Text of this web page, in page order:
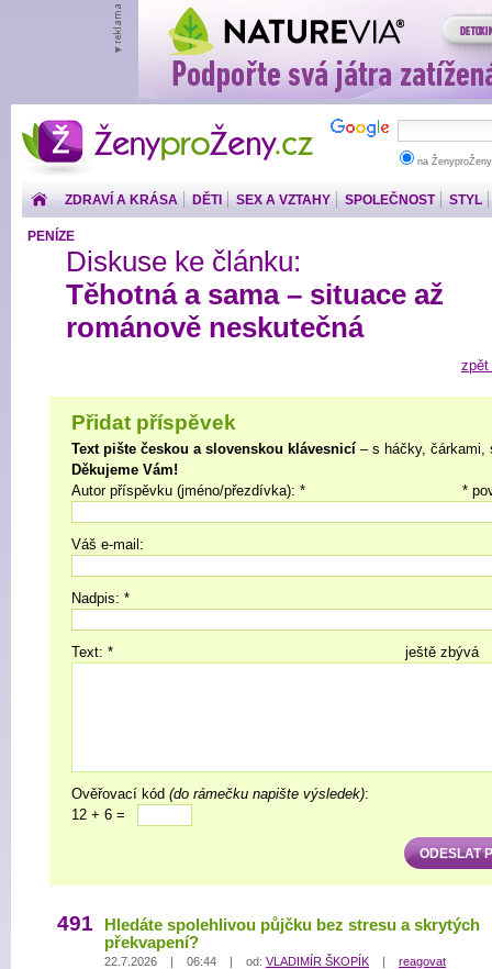
ŽenyproŽeny.cz
na
ZDRAVÍ A KRÁSA DĚTI SEX A VZTAHY SPOLEČNOST STYL
PENÍZE
Diskuse ke článku:
Těhotná a sama – situace až
románově neskutečná
zpět
Přidat příspěvek
Text pište českou a slovenskou klávesnicí – s háčky, čárkami,
Děkujeme Vám!
*
Autor příspěvku (jméno/přezdívka): *
Váš e-mail:
Nadpis: *
ještě zbývá
Text: *
Ověřovací kód (do rámečku napište výsledek):
12 + 6 =
491
Hledáte spolehlivou půjčku bez stresu a skrytých
překvapení?
22.7.2026 | 06:44 | od: VLADIMÍR ŠKOPÍK | reagovat